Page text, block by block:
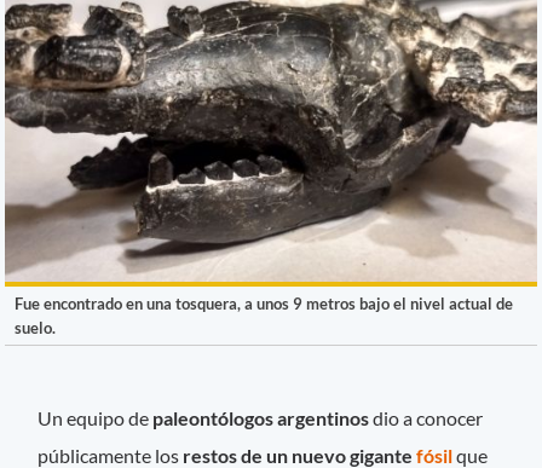
Fue encontrado en una tosquera, a unos 9 metros bajo el nivel actual de
suelo.
Un equipo de paleontólogos argentinosdio a conocer
públicamente los restos de un nuevo gigantefósilque